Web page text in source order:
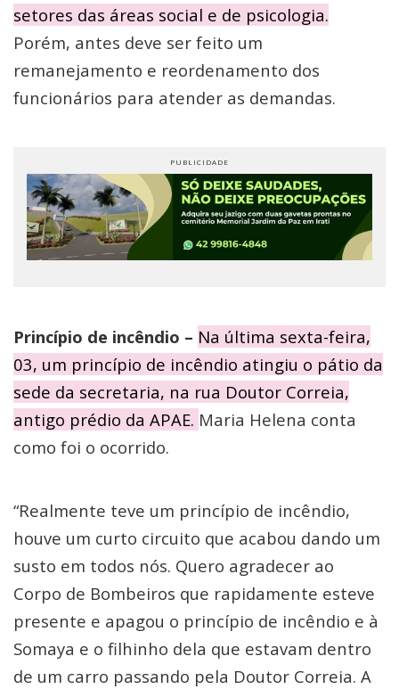
setores das áreas social e de psicologia.
Porém, antes deve ser feito um
remanejamento e reordenamento dos
funcionários para atender as demandas.
Princípio de incêndio – Na última sexta-feira,
03, um princípio de incêndio atingiu o pátio da
sede da secretaria, na rua Doutor Correia,
antigo prédio da APAE. Maria Helena conta
como foi o ocorrido.
“Realmente teve um princípio de incêndio,
houve um curto circuito que acabou dando um
susto em todos nós. Quero agradecer ao
Corpo de Bombeiros que rapidamente esteve
presente e apagou o princípio de incêndio e à
Somaya e o filhinho dela que estavam dentro
de um carro passando pela Doutor Correia. A